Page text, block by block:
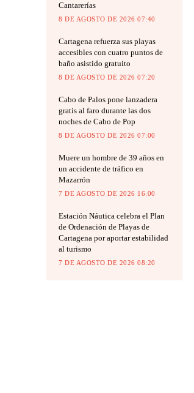
Cantarerías
8 DE AGOSTO DE 2026 07:40
Cartagena refuerza sus playas
accesibles con cuatro puntos de
baño asistido gratuito
8 DE AGOSTO DE 2026 07:20
Cabo de Palos pone lanzadera
gratis al faro durante las dos
noches de Cabo de Pop
8 DE AGOSTO DE 2026 07:00
Muere un hombre de 39 años en
un accidente de tráfico en
Mazarrón
7 DE AGOSTO DE 2026 16:00
Estación Náutica celebra el Plan
de Ordenación de Playas de
Cartagena por aportar estabilidad
al turismo
7 DE AGOSTO DE 2026 08:20